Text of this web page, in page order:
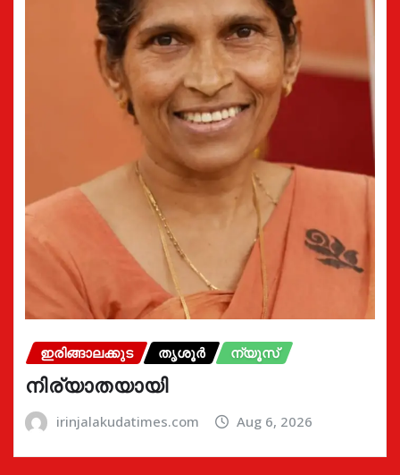
ഇരിങ്ങാലക്കുട തൃശൂർ ന്യൂസ്
നിര്യാതയായി
irinjalakudatimes.com Aug 6, 2026